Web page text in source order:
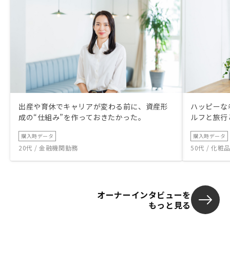
出産や育休でキャリアが変わる前に、資産形
成の“仕組み”を作っておきたかった。
購入時データ
20代 / 金融機関勤務
ハッピー
ルフと旅
購入時データ
50代 / 化粧
オーナーインタビューを
もっと見る